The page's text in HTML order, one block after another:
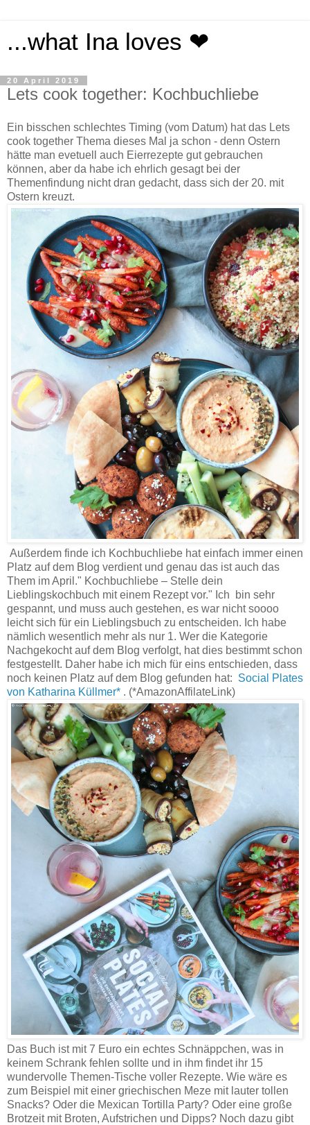
...what Ina loves ❤
20 April 2019
Lets cook together: Kochbuchliebe
Ein bisschen schlechtes Timing (vom Datum) hat das Lets
cook together Thema dieses Mal ja schon - denn Ostern
hätte man evetuell auch Eierrezepte gut gebrauchen
können, aber da habe ich ehrlich gesagt bei der
Themenfindung nicht dran gedacht, dass sich der 20. mit
Ostern kreuzt.
Außerdem finde ich Kochbuchliebe hat einfach immer einen
Platz auf dem Blog verdient und genau das ist auch das
Them im April." Kochbuchliebe – Stelle dein
Lieblingskochbuch mit einem Rezept vor." Ich bin sehr
gespannt, und muss auch gestehen, es war nicht soooo
leicht sich für ein Lieblingsbuch zu entscheiden. Ich habe
nämlich wesentlich mehr als nur 1. Wer die Kategorie
Nachgekocht auf dem Blog verfolgt, hat dies bestimmt schon
festgestellt. Daher habe ich mich für eins entschieden, dass
noch keinen Platz auf dem Blog gefunden hat: Social Plates
von Katharina Küllmer* . (*AmazonAffilateLink)
Das Buch ist mit 7 Euro ein echtes Schnäppchen, was in
keinem Schrank fehlen sollte und in ihm findet ihr 15
wundervolle Themen-Tische voller Rezepte. Wie wäre es
zum Beispiel mit einer griechischen Meze mit lauter tollen
Snacks? Oder die Mexican Tortilla Party? Oder eine große
Brotzeit mit Broten, Aufstrichen und Dipps? Noch dazu gibt